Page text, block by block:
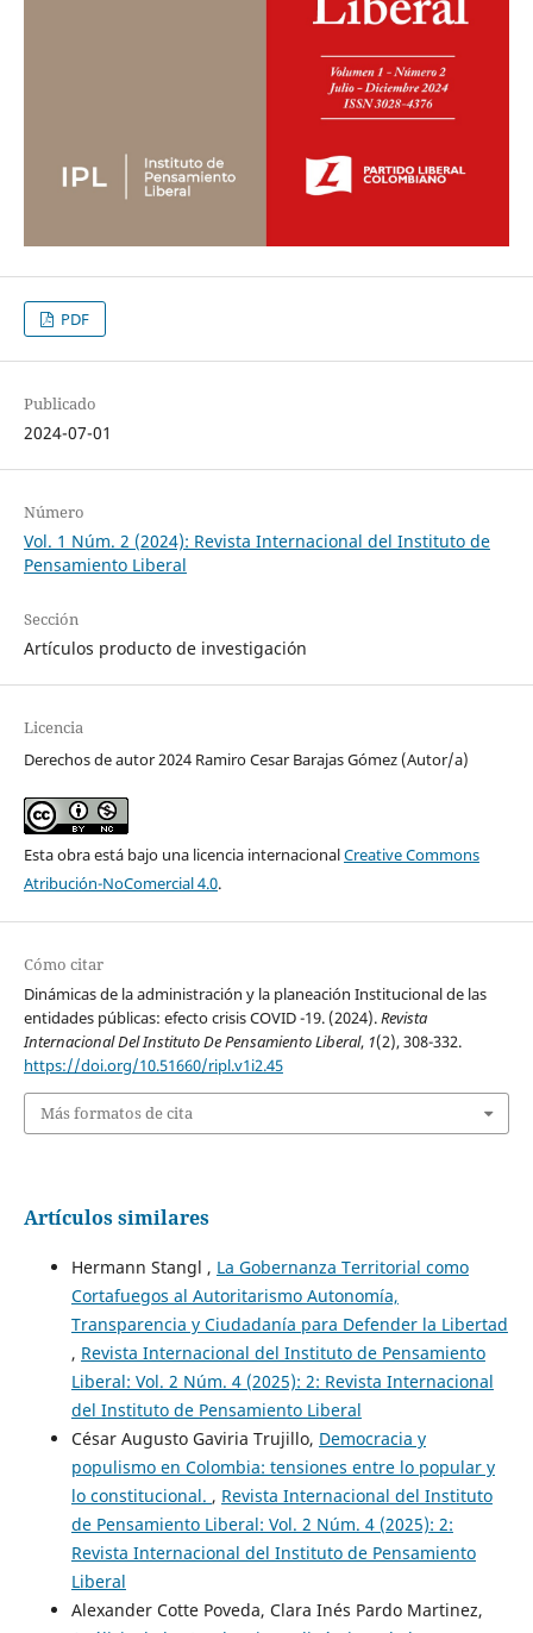
PDF
Publicado
2024-07-01
Número
Vol. 1 Núm. 2 (2024): Revista Internacional del Instituto de
Pensamiento Liberal
Sección
Artículos producto de investigación
Licencia
Derechos de autor 2024 Ramiro Cesar Barajas Gómez (Autor/a)
Esta obra está bajo una licencia internacionalCreative Commons
Atribución-NoComercial 4.0.
Cómo citar
Dinámicas de la administración y la planeación Institucional de las
entidades públicas: efecto crisis COVID -19. (2024).Revista
Internacional Del Instituto De Pensamiento Liberal, 1(2), 308-332.
https://doi.org/10.51660/ripl.v1i2.45
Más formatos de cita
Artículos similares
Hermann Stangl , La Gobernanza Territorial como
Cortafuegos al Autoritarismo Autonomía,
Transparencia y Ciudadanía para Defender la Libertad
, Revista Internacional del Instituto de Pensamiento
Liberal: Vol. 2 Núm. 4 (2025): 2: Revista Internacional
del Instituto de Pensamiento Liberal
César Augusto Gaviria Trujillo, Democracia y
populismo en Colombia: tensiones entre lo popular y
lo constitucional. , Revista Internacional del Instituto
de Pensamiento Liberal: Vol. 2 Núm. 4 (2025): 2:
Revista Internacional del Instituto de Pensamiento
Liberal
Alexander Cotte Poveda, Clara Inés Pardo Martinez,